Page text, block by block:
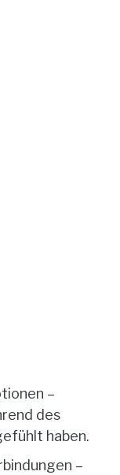
–
des
haben.
–